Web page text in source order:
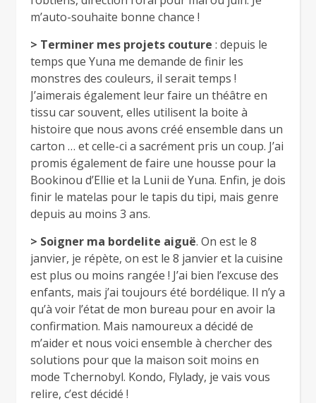
m’auto-souhaite bonne chance !
> Terminer mes projets couture : depuis le
temps que Yuna me demande de finir les
monstres des couleurs, il serait temps !
J’aimerais également leur faire un théâtre en
tissu car souvent, elles utilisent la boite à
histoire que nous avons créé ensemble dans un
carton … et celle-ci a sacrément pris un coup. J’ai
promis également de faire une housse pour la
Bookinou d’Ellie et la Lunii de Yuna. Enfin, je dois
finir le matelas pour le tapis du tipi, mais genre
depuis au moins 3 ans.
> Soigner ma bordelite aiguë. On est le 8
janvier, je répète, on est le 8 janvier et la cuisine
est plus ou moins rangée ! J’ai bien l’excuse des
enfants, mais j’ai toujours été bordélique. Il n’y a
qu’à voir l’état de mon bureau pour en avoir la
confirmation. Mais namoureux a décidé de
m’aider et nous voici ensemble à chercher des
solutions pour que la maison soit moins en
mode Tchernobyl. Kondo, Flylady, je vais vous
relire, c’est décidé !